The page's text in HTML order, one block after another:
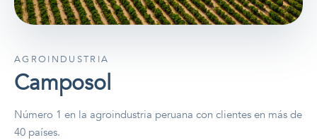
AGROINDUSTRIA
Camposol
Número 1 en la agroindustria peruana con clientes en más de
40 países.